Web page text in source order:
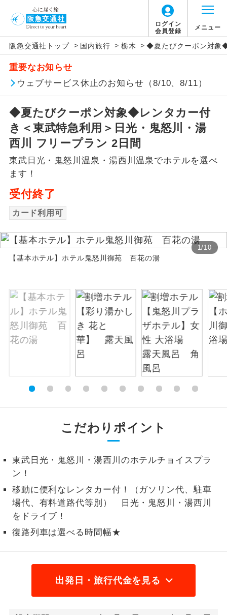
ログイン
会員登録
メニュー
阪急交通社トップ > 国内旅行 > 栃木 > ◆夏たびクーポン対象
重要なお知らせ
ウェブサービス休止のお知らせ（8/10、8/11）
◆夏たびクーポン対象◆レンタカー付
き＜東武特急利用＞日光・鬼怒川・湯
西川 フリープラン 2日間
東武日光・鬼怒川温泉・湯西川温泉でホテルを選べ
ます！
受付終了
カード利用可
1/10
【基本ホテル】ホテル鬼怒川御苑 百花の湯
こだわりポイント
東武日光・鬼怒川・湯西川のホテルチョイスプラ
ン！
移動に便利なレンタカー付！（ガソリン代、駐車
場代、有料道路代等別） 日光・鬼怒川・湯西川
をドライブ！
復路列車は選べる時間幅★
出発日・旅行代金を見る
アイコン 説明
添乗員同行
往路出発空港（駅）から復路到着空港
（駅）まで同行します。
現地添乗員同
現地到着空港（駅）から最終日出発空港
（駅）まで添乗員が同行します。
バスガイド乗
務
バスガイドが乗務し、車内での観光案内
があります。
世界遺産
絶景 絶景スポットに立ち寄るコースです。
ご宿泊ホテルに露天風呂が付いていま
す。
大浴場 ご宿泊ホテルに大浴場が付いています。
事の心配はいりません。（機内食を除
お部屋食
周りの音を気にせず、ガイドさんの説明
1名様催行
2名様催行
2名様から出発可能な個人型プランで
おひとり様参
おひとり様限定でご参加いただけるコー
1名様1室同代
1名様1室利用でも追加料金がかからない
コースです。
ご夫婦限定